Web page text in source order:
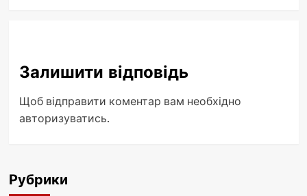
Залишити відповідь
Щоб відправити коментар вам необхідно
авторизуватись.
Рубрики